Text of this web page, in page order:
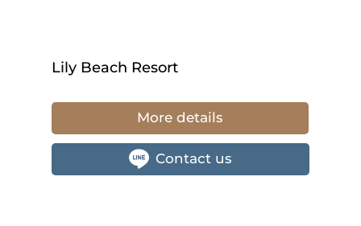
Lily Beach Resort
More details
Contact us